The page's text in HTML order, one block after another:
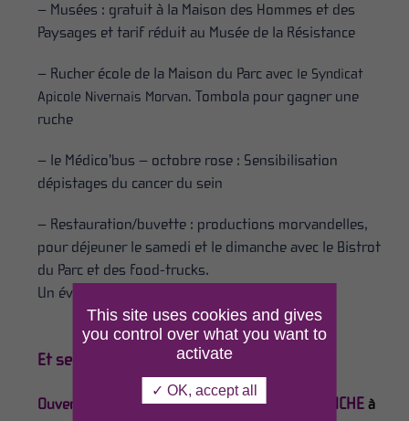
– Musées : gratuit à la Maison des Hommes et des
Paysages et tarif réduit au Musée de la Résistance
– Rucher école de la Maison du Parcavec le Syndicat
Apicole Nivernais Morvan. Tombola pour gagner une
ruche
– le Médico’bus – octobre rose : Sensibilisation
dépistages du cancer du sein
– Restauration/buvette : productions morvandelles,
pour déjeuner le samedi et le dimanche avec le Bistrot
du Parc et des food-trucks.
Un événement
Et selon horaires :
Ouverture des stands : SAMEDIà14h / DIMANCHE à
This site uses cookies and gives
you control over what you want to
activate
✓ OK, accept all